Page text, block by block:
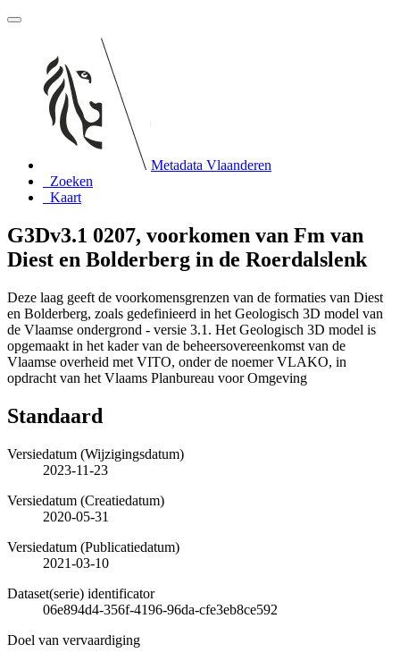
Metadata Vlaanderen
Zoeken
Kaart
G3Dv3.1 0207, voorkomen van Fm van
Diest en Bolderberg in de Roerdalslenk
Deze laag geeft de voorkomensgrenzen van de formaties van Diest
en Bolderberg, zoals gedefinieerd in het Geologisch 3D model van
de Vlaamse ondergrond - versie 3.1. Het Geologisch 3D model is
opgemaakt in het kader van de beheersovereenkomst van de
Vlaamse overheid met VITO, onder de noemer VLAKO, in
opdracht van het Vlaams Planbureau voor Omgeving
Standaard
Versiedatum (Wijzigingsdatum)
2023-11-23
Versiedatum (Creatiedatum)
2020-05-31
Versiedatum (Publicatiedatum)
2021-03-10
Dataset(serie) identificator
06e894d4-356f-4196-96da-cfe3eb8ce592
Doel van vervaardiging